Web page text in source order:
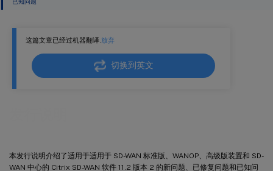
这篇文章已经过机器翻译.放弃
切换到英文
本发行说明介绍了适用于适用于 SD-WAN 标准版、WANOP、高级版装置和 SD-
WAN 中心的 Citrix SD-WAN 软件 11.2 版本 2 的新问题、已修复问题和已知问